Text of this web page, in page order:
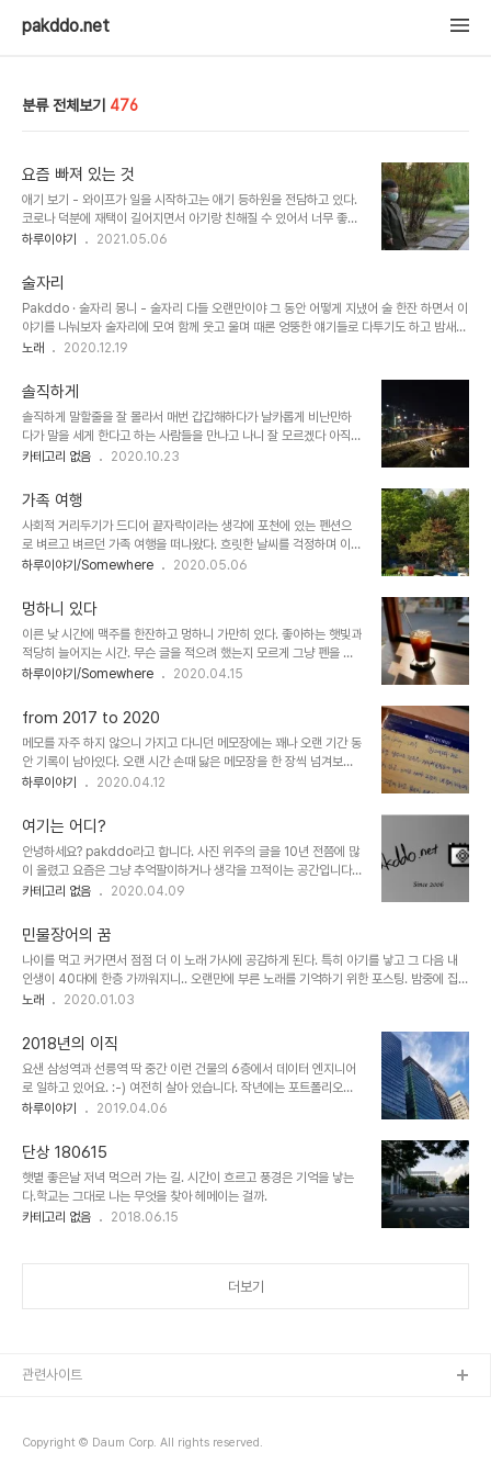
pakddo.net
분류 전체보기 476
요즘 빠져 있는 것
애기 보기 - 와이프가 일을 시작하고는 애기 등하원을 전담하고 있다.
코로나 덕분에 재택이 길어지면서 아기랑 친해질 수 있어서 너무 좋은
기회이자 선물이라고 생각한다. 다만.... 와이프의 산후 우울증이나 왜
https://www.instagram.com/p/COfRxwcstnm/ 맥주 - 재택
을 하고 회식도 없고 밖엘 잘 못 다니니 맥주를 사다가 집에서 열심히
먹기 시작했다. 여기저기 오픈 채팅방에서 활동하기도 했고, 본격적으
로 마시기 시작하면서 맥주 인스타그램 계정을 따로 만들었다.
https://www.instagram.com/pakddo_beer/ 커뮤니티 글쓰기
하루이야기 2021.05.06
술자리
Pakddo · 술자리 몽니 - 술자리 다들 오랜만이야 그 동안 어떻게 지냈어 술 한잔 하면서 이
야기를 나눠보자 술자리에 모여 함께 웃고 울며 때론 엉뚱한 얘기들로 다투기도 하고 밤새도
록 시간 가는 줄 모르고 아름다운 추억을 만들어가네 나도 나이가 들고 하루하루 책임을 다
다투기도 하고 밤새도록 시간 가는 줄 모르고 아름다운 추억을 만들어가네 나의 사람들아 영
원 할 순 없겠지 주어진 이 시간을 한없이 누려보자 마지막 순간에 오늘이 웃으며 서로가 기
억되기를 라랄라라....
노래 2020.12.19
솔직하게
솔직하게 말할줄을 잘 몰라서 매번 갑갑해하다가 날카롭게 비난만하
다가 말을 세게 한다고 하는 사람들을 만나고 나니 잘 모르겠다 아직도
눈치를 보는구나
카테고리 없음 2020.10.23
가족 여행
사회적 거리두기가 드디어 끝자락이라는 생각에 포천에 있는 펜션으
로 벼르고 벼르던 가족 여행을 떠나왔다. 흐릿한 날씨를 걱정하며 이동
갈비 직판장에 들러 갈비를 사고 밀막걸리가 원조라고 하는 일동 막걸
진다. 해가 드리우는 나무들엔 녹색이 벌써 짙다. 부랴부랴 스파도 하
고 맛있는 것도 먹고 알찬하루를 보내고 나니 이제야 봄을 느낀다. 날
씨는 벌써 여름인데 뭔지 모를 새로운 설렘이 다가오는 느낌이다.
하루이야기/Somewhere 2020.05.06
멍하니 있다
이른 낮 시간에 맥주를 한잔하고 멍하니 가만히 있다. 좋아하는 햇빛과
적당히 늘어지는 시간. 무슨 글을 적으려 했는지 모르게 그냥 펜을 꺼
내들고 노트에 끄적이는 느낌이 그냥 좋다. 내 취향은 맘에 드는 동네
있을 때라면 더더욱 좋다. 얼굴이 벌겋도록 알딸딸 해지는 것을 즐긴
다. 앞으로 하는 일들이 다 잘될 수는 없겠지만 가끔 이런 시간을 나에
게 선물할 수 있다면 어떻게든 살아갈만 하지 않을까. 세상의 시선이
무슨 소용이랴. 내가 행복해야 부부사이도 인간관계도 스무스하게 흘
러갈 수 있을텐데 자주 그 사실을 잊고 살게된다. All is Well.
하루이야기/Somewhere 2020.04.15
from 2017 to 2020
메모를 자주 하지 않으니 가지고 다니던 메모장에는 꽤나 오랜 기간 동
안 기록이 남아있다. 오랜 시간 손때 닳은 메모장을 한 장씩 넘겨보다
보면 좋은 기억, 싫은 기억들이 스쳐 지나간다. 아날로그 감성이란 건
심스럽다. 연약한 정신 상태를 부여잡고 한 해 한 해 나이 먹어가는 중.
하루이야기 2020.04.12
여기는 어디?
안녕하세요? pakddo라고 합니다. 사진 위주의 글을 10년 전쯤에 많
이 올렸고 요즘은 그냥 추억팔이하거나 생각을 끄적이는 공간입니다.
찾아주셔서 감사합니다.
카테고리 없음 2020.04.09
민물장어의 꿈
나이를 먹고 커가면서 점점 더 이 노래 가사에 공감하게 된다. 특히 아기를 낳고 그 다음 내
인생이 40대에 한층 가까워지니.. 오랜만에 부른 노래를 기억하기 위한 포스팅. 밤중에 집에
서 녹음하느라 실컷 부르진 못했지만 그래도 재밌게 녹음. compose & lyric by 신해철
garage band (Mac os) original MR from https://www.youtube.com/watch?
v=B-tLNSpkN2s 좁고 좁은 저 문으로 들어가는 길은 나를 깎고 잘라서 스스로 작아지는
것뿐 이젠 버릴 것조차 거의 남은 게 없는데 문득 거울을 보니 자존심 하나가 남았네 두고온
고향 ..
노래 2020.01.03
2018년의 이직
요샌 삼성역과 선릉역 딱 중간 이런 건물의 6층에서 데이터 엔지니어
로 일하고 있어요. :-) 여전히 살아 있습니다. 작년에는 포트폴리오를
꾸준히 정리하고,,, 기술의 뿌리를 찾아 방황하고... 여러번의 면접을
것이 많은 시간들에 감사하는 삶을 살려고 노력중이에요.
하루이야기 2019.04.06
단상 180615
햇볕 좋은날 저녁 먹으러 가는 길. 시간이 흐르고 풍경은 기억을 낳는
다.학교는 그대로 나는 무엇을 찾아 헤메이는 걸까.
카테고리 없음
2018.06.15
더보기
Copyright © Daum Corp. All rights reserved.
관련사이트